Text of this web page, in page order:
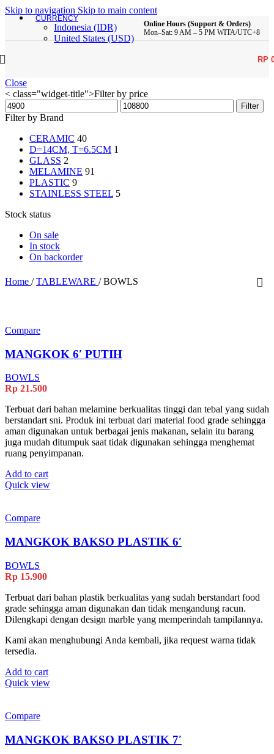
Skip to navigation Skip to main content
CURRENCY
Indonesia (IDR)
United States (USD)
Online Hours (Support & Orders)
Mon–Sat: 9 AM – 5 PM WITA/UTC+8
RP
Close
< class="widget-title">Filter by price
Min
price
Max
price
Filter
Filter by Brand
CERAMIC 40
D=14CM, T=6.5CM 1
GLASS 2
MELAMINE 91
PLASTIC 9
STAINLESS STEEL 5
Stock status
On sale
In stock
On backorder
Home / TABLEWARE / BOWLS
Compare
MANGKOK 6′ PUTIH
BOWLS
Rp 21.500
Terbuat dari bahan melamine berkualitas tinggi dan tebal yang sudah
berstandart sni. Produk ini terbuat dari material food grade sehingga
aman digunakan untuk berbagai jenis makanan, selain itu barang
juga mudah ditumpuk saat tidak digunakan sehingga menghemat
ruang penyimpanan.
Add to cart
Quick view
Compare
MANGKOK BAKSO PLASTIK 6′
BOWLS
Rp 15.900
Terbuat dari bahan plastik berkualitas yang sudah berstandart food
grade sehingga aman digunakan dan tidak mengandung racun.
Dilengkapi dengan design marble yang memperindah tampilannya.
Kami akan menghubungi Anda kembali, jika request warna tidak
tersedia.
Add to cart
Quick view
Compare
MANGKOK BAKSO PLASTIK 7′